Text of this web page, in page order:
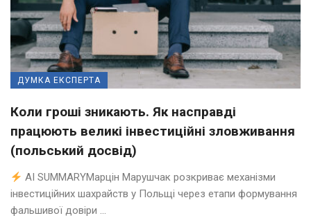
ДУМКА ЕКСПЕРТА
Коли гроші зникають. Як насправді
працюють великі інвестиційні зловживання
(польський досвід)
AI SUMMARYМарцін Марушчак розкриває механізми
інвестиційних шахрайств у Польщі через етапи формування
фальшивої довіри ...